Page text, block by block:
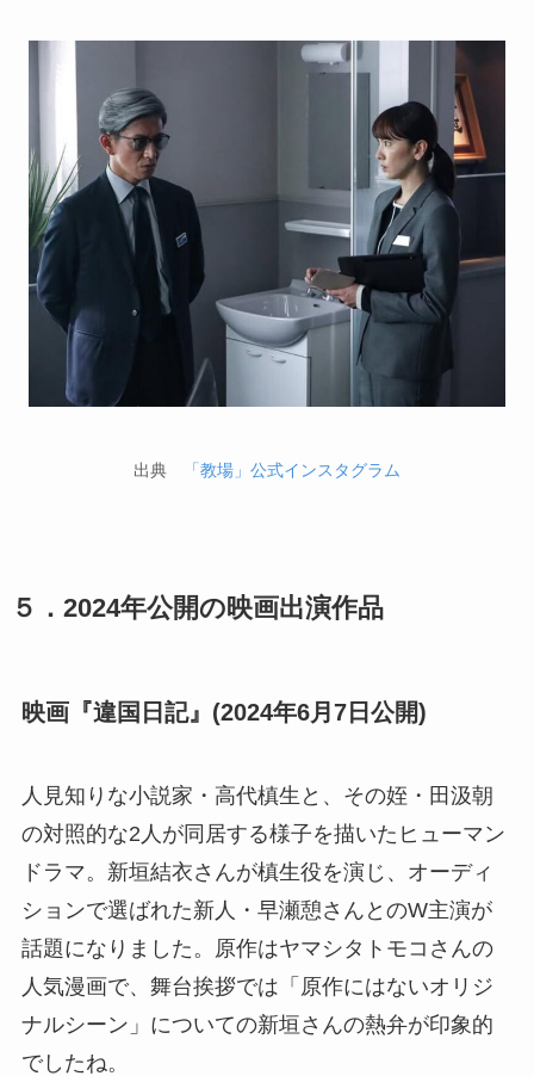
出典 「教場」公式インスタグラム
５．2024年公開の映画出演作品
映画『違国日記』(2024年6月7日公開)
人見知りな小説家・高代槙生と、その姪・田汲朝
の対照的な2人が同居する様子を描いたヒューマン
ドラマ。新垣結衣さんが槙生役を演じ、オーディ
ションで選ばれた新人・早瀬憩さんとのW主演が
話題になりました。原作はヤマシタトモコさんの
人気漫画で、舞台挨拶では「原作にはないオリジ
ナルシーン」についての新垣さんの熱弁が印象的
でしたね。